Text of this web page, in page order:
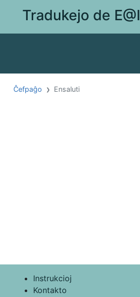
Tradukejo de E@I
Ĉefpaĝo Ensaluti
Instrukcioj
Kontakto